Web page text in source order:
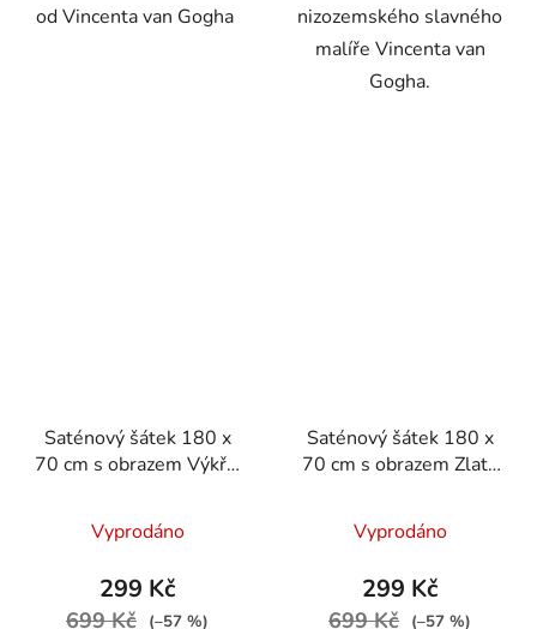
od Vincenta van Gogha
nizozemského slavného
malíře Vincenta van
Gogha.
Saténový šátek 180 x
70 cm s obrazem Výkřik
Vyprodáno
299 Kč
699 Kč (–57 %)
Saténový šátek 180 x
70 cm s obrazem Zlatá
Klimta
Vyprodáno
299 Kč
699 Kč (–57 %)